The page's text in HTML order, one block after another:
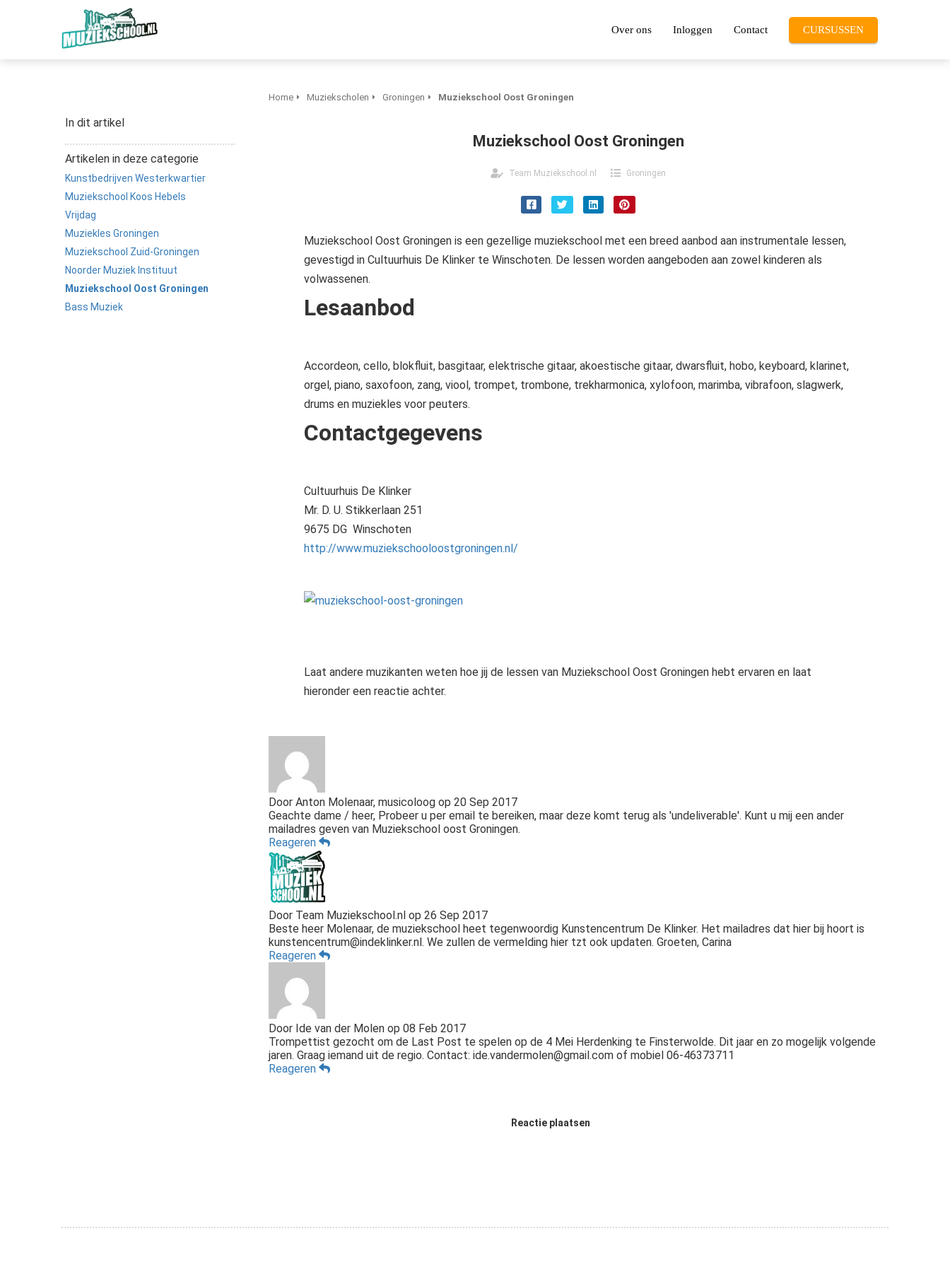
Over ons Inloggen Contact CURSUSSEN
In dit artikel
Artikelen in deze categorie
Kunstbedrijven Westerkwartier
Muziekschool Koos Hebels
Vrijdag
Muziekles Groningen
Muziekschool Zuid-Groningen
Noorder Muziek Instituut
Muziekschool Oost Groningen
Bass Muziek
Home Muziekscholen Groningen Muziekschool Oost Groningen
Muziekschool Oost Groningen
Team Muziekschool.nl Groningen
Muziekschool Oost Groningen is een gezellige muziekschool met een breed aanbod aan instrumentale lessen,
gevestigd in Cultuurhuis De Klinker te Winschoten. De lessen worden aangeboden aan zowel kinderen als
volwassenen.
Lesaanbod
Accordeon, cello, blokfluit, basgitaar, elektrische gitaar, akoestische gitaar, dwarsfluit, hobo, keyboard, klarinet,
orgel, piano, saxofoon, zang, viool, trompet, trombone, trekharmonica, xylofoon, marimba, vibrafoon, slagwerk,
drums en muziekles voor peuters.
Contactgegevens
Cultuurhuis De Klinker
Mr. D. U. Stikkerlaan 251
9675 DG Winschoten
http://www.muziekschooloostgroningen.nl/
Laat andere muzikanten weten hoe jij de lessen van Muziekschool Oost Groningen hebt ervaren en laat
hieronder een reactie achter.
DoorAnton Molenaar, musicoloogop 20 Sep 2017
Geachte dame / heer, Probeer u per email te bereiken, maar deze komt terug als 'undeliverable'. Kunt u mij een ander
mailadres geven van Muziekschool oost Groningen.
Reageren
DoorTeam Muziekschool.nlop 26 Sep 2017
Beste heer Molenaar, de muziekschool heet tegenwoordig Kunstencentrum De Klinker. Het mailadres dat hier bij hoort is
kunstencentrum@indeklinker.nl. We zullen de vermelding hier tzt ook updaten. Groeten, Carina
Reageren
DoorIde van der Molenop 08 Feb 2017
Trompettist gezocht om de Last Post te spelen op de 4 Mei Herdenking te Finsterwolde. Dit jaar en zo mogelijk volgende
jaren. Graag iemand uit de regio. Contact: ide.vandermolen@gmail.com of mobiel 06-46373711
Reageren
Reactie plaatsen